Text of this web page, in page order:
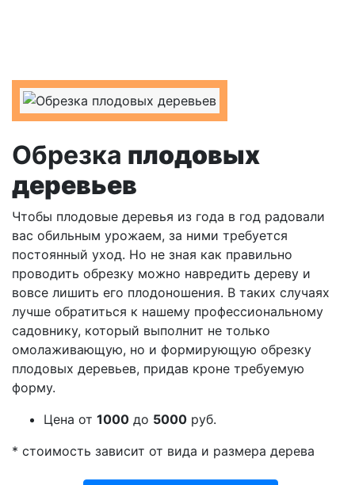
Обрезка плодовых
деревьев
Чтобы плодовые деревья из года в год радовали
вас обильным урожаем, за ними требуется
постоянный уход. Но не зная как правильно
проводить обрезку можно навредить дереву и
вовсе лишить его плодоношения. В таких случаях
лучше обратиться к нашему профессиональному
садовнику, который выполнит не только
омолаживающую, но и формирующую обрезку
плодовых деревьев, придав кроне требуемую
форму.
Цена от 1000 до 5000 руб.
* стоимость зависит от вида и размера дерева